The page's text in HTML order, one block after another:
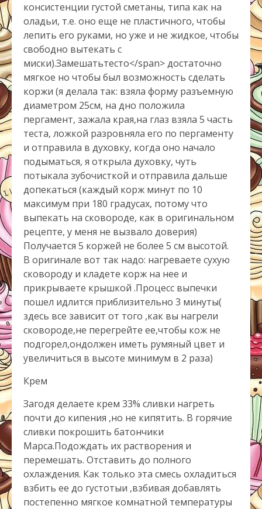
консистенции густой сметаны, типа как на
оладьи, т.е. оно еще не пластичного, чтобы
лепить его руками, но уже и не жидкое, чтобы
свободно вытекать с
миски).Замешатьтесто</span> достаточно
мягкое но чтобы был возможность сделать
коржи (я делала так: взяла форму разъемную
диаметром 25см, на дно положила
пергамент, зажала края,на глаз взяла 5 часть
теста, ложкой разровняла его по пергаменту
и отправила в духовку, когда оно начало
подыматься, я открыла духовку, чуть
потыкала зубочисткой и отправила дальше
допекаться (каждый корж минут по 10
максимум при 180 градусах, потому что
выпекать на сковороде, как в оригинальном
рецепте, у меня не вызвало доверия)
Получается 5 коржей не более 5 см высотой.
В оригинале вот так надо: нагреваете сухую
сковороду и кладете корж на нее и
прикрываете крышкой .Процесс выпечки
пошел идлится приблизительно 3 минуты(
здесь все зависит от того ,как вы нагрели
сковороде,не перегрейте ее,чтобы кож не
подгорел,ондолжен иметь румяный цвет и
увеличиться в высоте минимум в 2 раза)
Крем
Загодя делаете крем 33% сливки нагреть
почти до кипения ,но не кипятить. В горячие
сливки покрошить батончики
Марса.Подождать их растворения и
перемешать. Отставить до полного
охлаждения. Как только эта смесь охладиться
взбить ее до густотыи ,взбивая добавлять
постепенно мягкое комнатной температуры